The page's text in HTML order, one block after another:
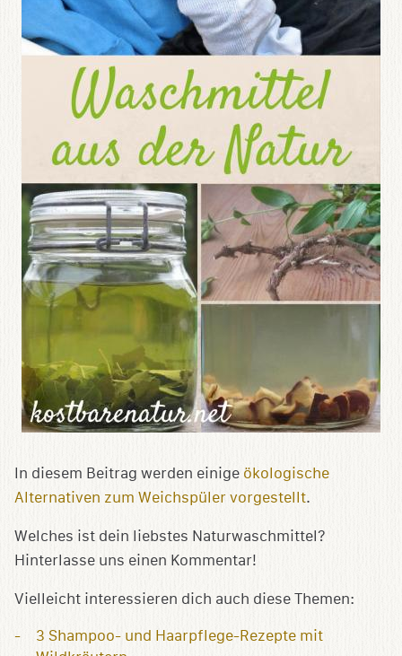
In diesem Beitrag werden einige ökologische
Alternativen zum Weichspüler vorgestellt.
Welches ist dein liebstes Naturwaschmittel?
Hinterlasse uns einen Kommentar!
Vielleicht interessieren dich auch diese Themen:
3 Shampoo- und Haarpflege-Rezepte mit